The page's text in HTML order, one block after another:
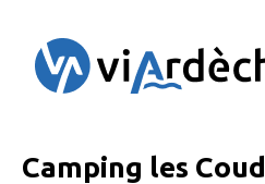
Camping les